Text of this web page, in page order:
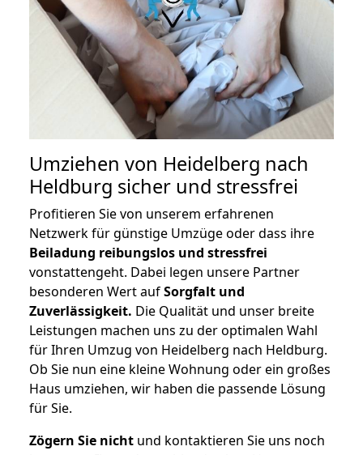
Umziehen von Heidelberg nach
Heldburg sicher und stressfrei
Profitieren Sie von unserem erfahrenen
Netzwerk für günstige Umzüge oder dass ihre
Beiladung reibungslos und stressfrei
vonstattengeht. Dabei legen unsere Partner
besonderen Wert aufSorgfalt und
Zuverlässigkeit. Die Qualität und unser breite
Leistungen machen uns zu der optimalen Wahl
für Ihren Umzug von Heidelberg nach Heldburg.
Ob Sie nun eine kleine Wohnung oder ein großes
Haus umziehen, wir haben die passende Lösung
für Sie.
Zögern Sie nicht und kontaktieren Sie uns noch